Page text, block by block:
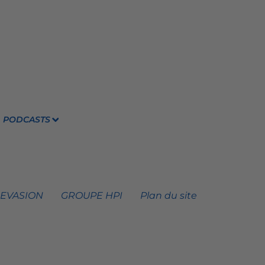
PODCASTS
GROUPE HPI Plan du site